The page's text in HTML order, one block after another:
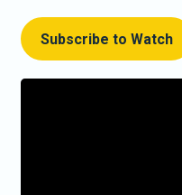
Subscribe to Watch